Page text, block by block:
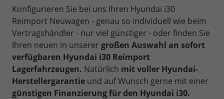
Konfigurieren Sie bei uns Ihren Hyundai i30
Reimport Neuwagen - genau so individuell wie beim
Vertragshändler - nur viel günstiger - oder finden Sie
Ihren neuen in unserer großen Auswahl an sofort
verfügbaren Hyundai i30 Reimport
Lagerfahrzeugen. Natürlich mit voller Hyundai-
Herstellergarantie und auf Wunsch gerne mit einer
günstigen Finanzierung für den Hyundai i30.